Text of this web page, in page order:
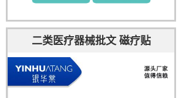
二类医疗器械批文 磁疗贴